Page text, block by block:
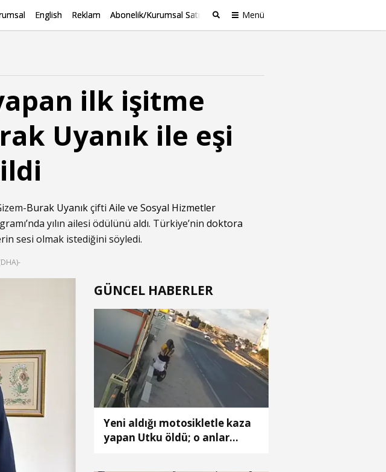
English Reklam Abonelik/Kurumsal Satış Menü
ilk işitme
Uyanık ile eşi
Burak Uyanıkçifti Aile ve Sosyal Hizmetler
yılın ailesi ödülünü aldı. Türkiye’nin doktora
sesi olmak istediğini söyledi.
GÜNCEL HABERLER
Yeni aldığı motosikletle kaza
yapan Utku öldü; o anlar